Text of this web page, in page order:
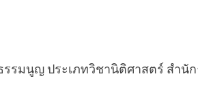
มนูญ ประเภทวิชานิติศาสตร์ สำนั